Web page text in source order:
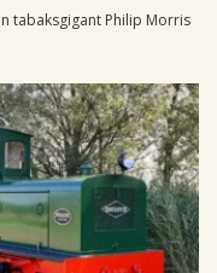
tabaksgigant Philip Morris